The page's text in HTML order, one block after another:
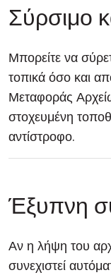
Σύρσιμο
Μπορείτε να
τοπικά όσο και
Μεταφοράς
στοχευμένη
αντίστροφο.
Έξυπνη
Αν η λήψη του
συνεχιστεί